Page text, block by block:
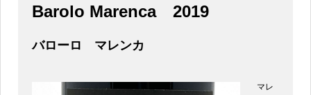
Barolo Marenca2019
バローロ マレンカ
マレ